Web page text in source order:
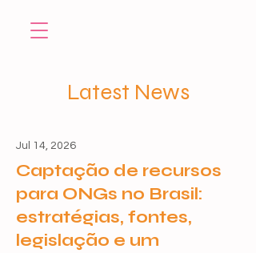
Latest News
Jul 14, 2026
Captação de recursos
para ONGs no Brasil:
estratégias, fontes,
legislação e um